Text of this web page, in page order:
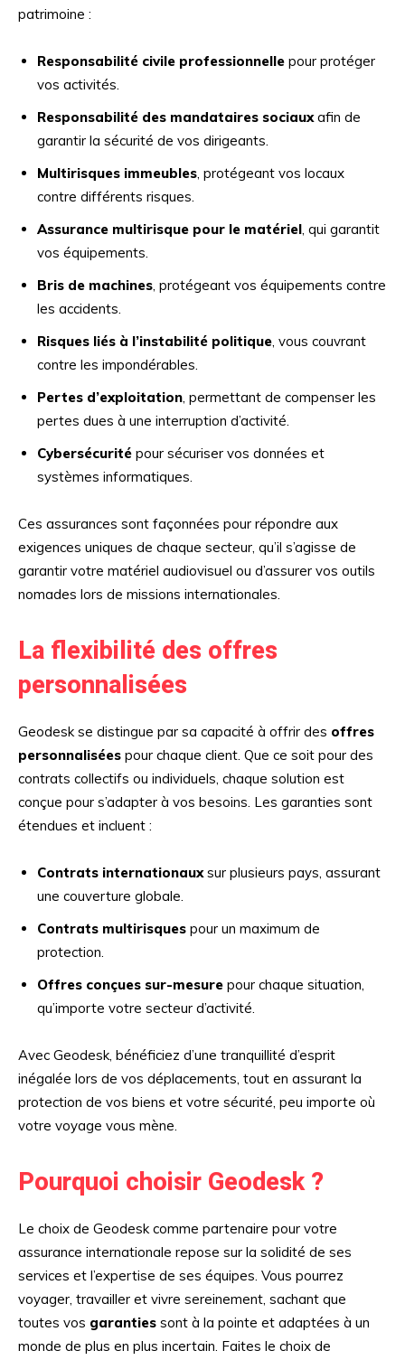
patrimoine :
Responsabilité civile professionnelle pour protéger
vos activités.
Responsabilité des mandataires sociauxafin de
garantir la sécurité de vos dirigeants.
Multirisques immeubles, protégeant vos locaux
contre différents risques.
Assurance multirisque pour le matériel, qui garantit
vos équipements.
Bris de machines, protégeant vos équipements contre
les accidents.
Risques liés à l’instabilité politique, vous couvrant
contre les impondérables.
Pertes d’exploitation, permettant de compenser les
pertes dues à une interruption d’activité.
Cybersécurité pour sécuriser vos données et
systèmes informatiques.
Ces assurances sont façonnées pour répondre aux
exigences uniques de chaque secteur, qu’il s’agisse de
garantir votre matériel audiovisuel ou d’assurer vos outils
nomades lors de missions internationales.
La flexibilité des offres
personnalisées
Geodesk se distingue par sa capacité à offrir des offres
personnalisées pour chaque client. Que ce soit pour des
contrats collectifs ou individuels, chaque solution est
conçue pour s’adapter à vos besoins. Les garanties sont
étendues et incluent :
Contrats internationauxsur plusieurs pays, assurant
une couverture globale.
Contrats multirisques pour un maximum de
protection.
Offres conçues sur-mesure pour chaque situation,
qu’importe votre secteur d’activité.
Avec Geodesk, bénéficiez d’une tranquillité d’esprit
inégalée lors de vos déplacements, tout en assurant la
protection de vos biens et votre sécurité, peu importe où
votre voyage vous mène.
Pourquoi choisir Geodesk ?
Le choix de Geodesk comme partenaire pour votre
assurance internationale repose sur la solidité de ses
services et l’expertise de ses équipes. Vous pourrez
voyager, travailler et vivre sereinement, sachant que
toutes vos garanties sont à la pointe et adaptées à un
monde de plus en plus incertain. Faites le choix de